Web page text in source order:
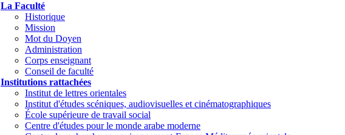
La Faculté
Historique
Mission
Mot du Doyen
Administration
Corps enseignant
Conseil de faculté
Institutions rattachées
Institut de lettres orientales
Institut d'études scéniques, audiovisuelles et cinématographiques
École supérieure de travail social
Centre d'études pour le monde arabe moderne